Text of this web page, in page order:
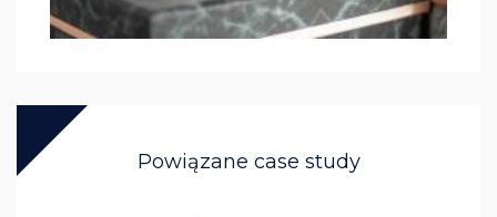
Powiązane case study